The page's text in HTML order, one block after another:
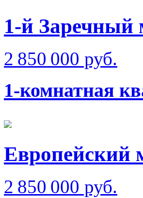
1-й Заречный
2 850 000 руб.
1-комнатная
Европейский
2 850 000 руб.